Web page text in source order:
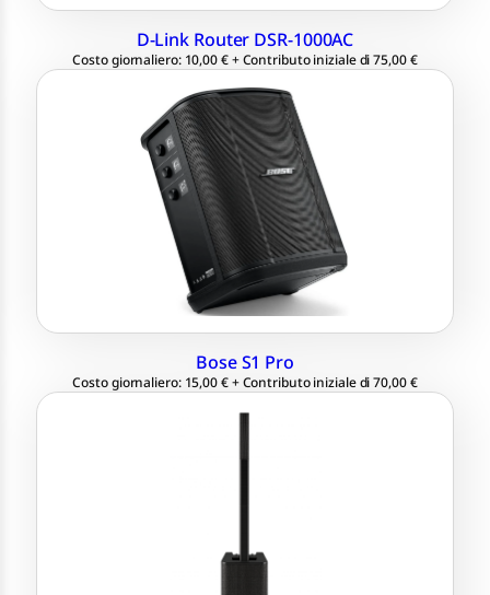
D-Link Router DSR-1000AC
Costo giornaliero: 10,00 € + Contributo iniziale di 75,00 €
Bose S1 Pro
Costo giornaliero: 15,00 € + Contributo iniziale di 70,00 €
Cassa Audio Bluetooth e Wireless
RMS 160 W
Dimensioni 28.2 x 24 x 33.2 cm
Mixer digitale, Bluetooth e Wireless
Speaker slim line array x10 da 1.5″